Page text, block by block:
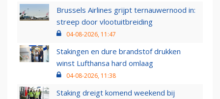
Brussels Airlines grijpt ternauwernood in:
streep door vlootuitbreiding
04-08-2026, 11:47
Stakingen en dure brandstof drukken
winst Lufthansa hard omlaag
04-08-2026, 11:38
Staking dreigt komend weekend bij